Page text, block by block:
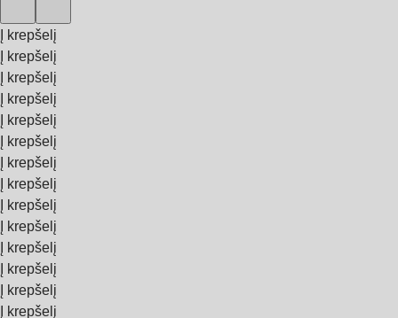
Į krepšelį
Į krepšelį
Į krepšelį
Į krepšelį
Į krepšelį
Į krepšelį
Į krepšelį
Į krepšelį
Į krepšelį
Į krepšelį
Į krepšelį
Į krepšelį
Į krepšelį
Į krepšelį